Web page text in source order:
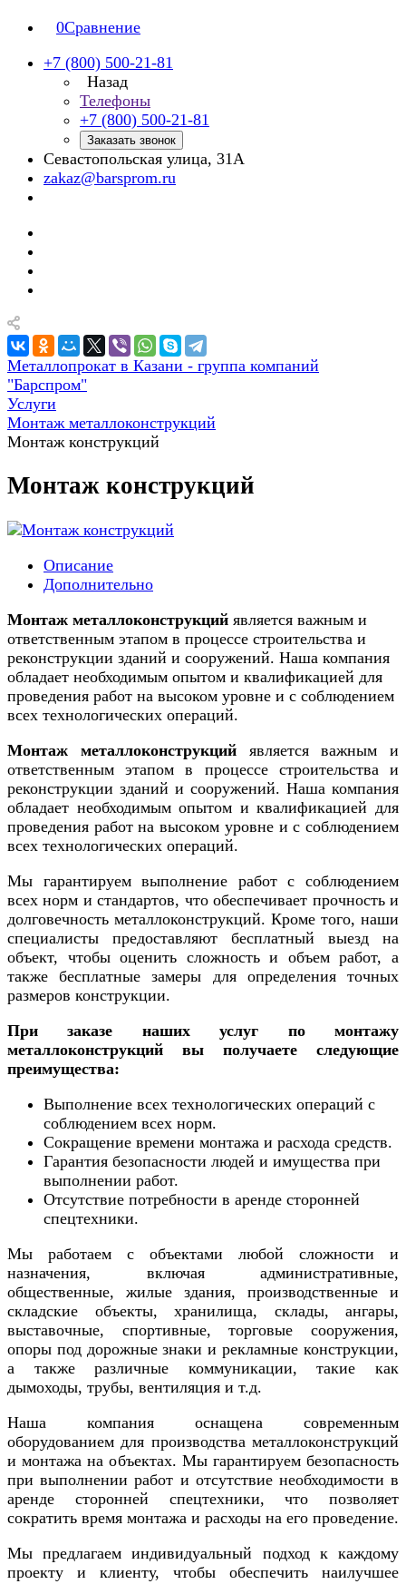
0Сравнение
+7 (800) 500-21-81
Назад
Телефоны
+7 (800) 500-21-81
Заказать звонок
Севастопольская улица, 31А
zakaz@barsprom.ru
Металлопрокат в Казани - группа компаний
"Барспром"
Услуги
Монтаж металлоконструкций
Монтаж конструкций
Монтаж конструкций
Описание
Дополнительно
Монтаж металлоконструкций является важным и
ответственным этапом в процессе строительства и
реконструкции зданий и сооружений. Наша компания
обладает необходимым опытом и квалификацией для
проведения работ на высоком уровне и с соблюдением
всех технологических операций.
Монтаж металлоконструкцийявляется важным и
ответственным этапом в процессе строительства и
реконструкции зданий и сооружений. Наша компания
обладает необходимым опытом и квалификацией для
проведения работ на высоком уровне и с соблюдением
всех технологических операций.
Мы гарантируем выполнение работ с соблюдением
всех норм и стандартов, что обеспечивает прочность и
долговечность металлоконструкций. Кроме того, наши
специалисты предоставляют бесплатный выезд на
объект, чтобы оценить сложность и объем работ, а
также бесплатные замеры для определения точных
размеров конструкции.
При заказе наших услуг по монтажу
металлоконструкций вы получаете следующие
преимущества:
Выполнение всех технологических операций с
соблюдением всех норм.
Сокращение времени монтажа и расхода средств.
Гарантия безопасности людей и имущества при
выполнении работ.
Отсутствие потребности в аренде сторонней
спецтехники.
Мы работаем с объектами любой сложности и
назначения, включая административные,
общественные, жилые здания, производственные и
складские объекты, хранилища, склады, ангары,
выставочные, спортивные, торговые сооружения,
опоры под дорожные знаки и рекламные конструкции,
а также различные коммуникации, такие как
дымоходы, трубы, вентиляция и т.д.
Наша компания оснащена современным
оборудованием для производства металлоконструкций
и монтажа на объектах. Мы гарантируем безопасность
при выполнении работ и отсутствие необходимости в
аренде сторонней спецтехники, что позволяет
сократить время монтажа и расходы на его проведение.
Мы предлагаем индивидуальный подход к каждому
проекту и клиенту, чтобы обеспечить наилучшее